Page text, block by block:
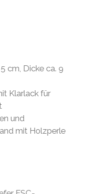
cm, Dicke ca. 9
Klarlack für
und
mit Holzperle